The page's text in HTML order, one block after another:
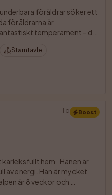
föräldrar söker ett
föräldrarna är
temperament – de
Stamtavle
Boost
I dag 14:10
hem.  Hanen är
av energi. Han är mycket
är 8 veckor och